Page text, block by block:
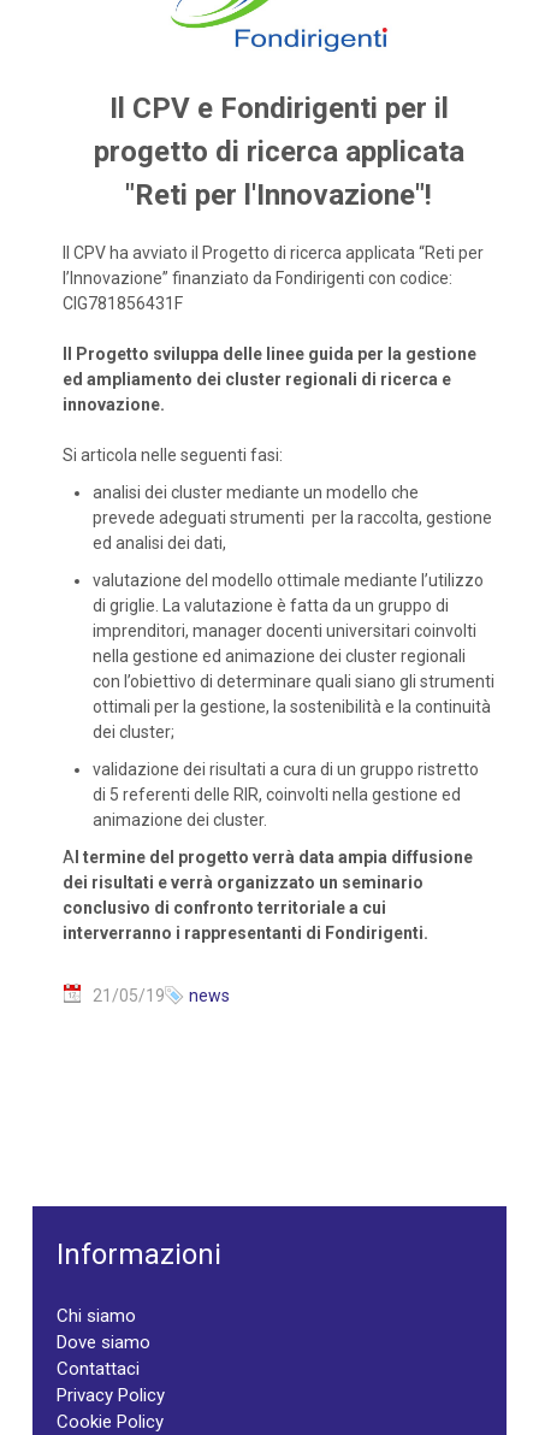
Il CPV e Fondirigenti per il
progetto di ricerca applicata
"Reti per l'Innovazione"!
Il CPV ha avviato il Progetto di ricerca applicata “Reti per
l’Innovazione” finanziato da Fondirigenti con codice:
CIG781856431F
Il Progetto sviluppa delle linee guida per la gestione
ed ampliamento dei cluster regionali di ricerca e
innovazione.
Si articola nelle seguenti fasi:
analisi dei cluster mediante un modello che
prevede adeguati strumenti per la raccolta, gestione
ed analisi dei dati,
valutazione del modello ottimale mediante l’utilizzo
di griglie. La valutazione è fatta da un gruppo di
imprenditori, manager docenti universitari coinvolti
nella gestione ed animazione dei cluster regionali
con l’obiettivo di determinare quali siano gli strumenti
ottimali per la gestione, la sostenibilità e la continuità
dei cluster;
validazione dei risultati a cura di un gruppo ristretto
di 5 referenti delle RIR, coinvolti nella gestione ed
animazione dei cluster.
A l termine del progetto verrà data ampia diffusione
dei risultati e verrà organizzato un seminario
conclusivo di confronto territoriale a cui
interverranno i rappresentanti di Fondirigenti.
21/05/19 news
Informazioni
Chi siamo
Dove siamo
Contattaci
Privacy Policy
Cookie Policy